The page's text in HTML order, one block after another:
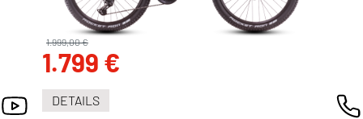
1.799 €
1.999,00 €
DETAILS